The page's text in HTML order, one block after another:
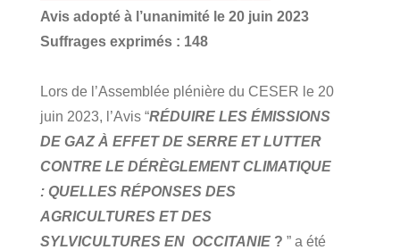
Avis adopté à l’unanimité le 20 juin 2023
Suffrages exprimés : 148
Lors de l’Assemblée plénière du CESER le 20
juin 2023, l’Avis “RÉDUIRE LES ÉMISSIONS
DE GAZ À EFFET DE SERRE ET LUTTER
CONTRE LE DÉRÈGLEMENT CLIMATIQUE
: QUELLES RÉPONSES DES
AGRICULTURES ET DES
SYLVICULTURES EN OCCITANIE ? ” a été